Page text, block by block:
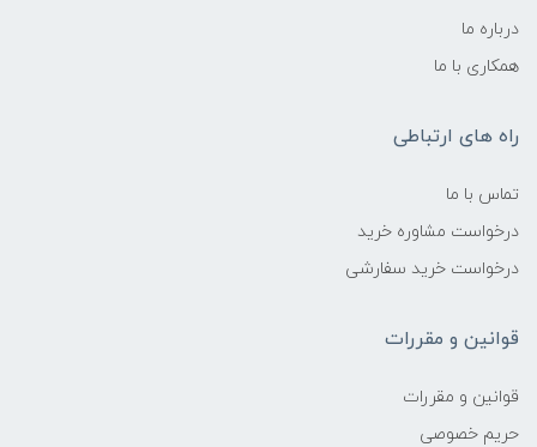
درباره ما
همکاری با ما
راه های ارتباطی
تماس با ما
درخواست مشاوره خرید
درخواست خرید سفارشی
قوانین و مقررات
قوانین و مقررات
حریم خصوصی